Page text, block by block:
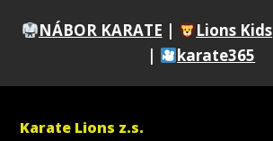
NÁBOR KARATE | Lions Kids
|
karate365
Karate Lions z.s.